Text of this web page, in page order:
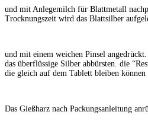
und mit Anlegemilch für Blattmetall
Trocknungszeit wird das Blattsilber
und mit einem weichen Pinsel
das überflüssige Silber abbürsten. die
die gleich auf dem Tablett bleiben können
Das Gießharz nach Packungsanleitung